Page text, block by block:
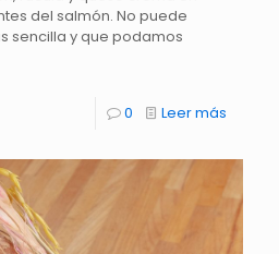
del salmón. No puede
sencilla y que podamos
0 Leer más